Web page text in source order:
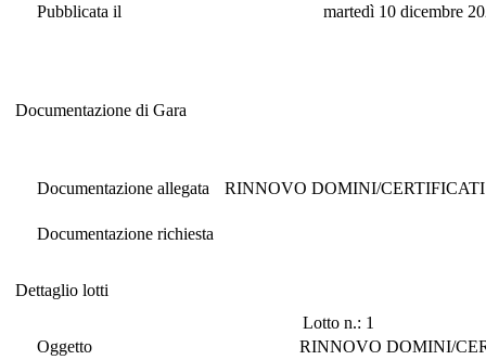
Pubblicata il martedì 10 dicembre
Documentazione di Gara
Documentazione allegata RINNOVO DOMINI/
Documentazione richiesta
Dettaglio lotti
Lotto n.: 1
Oggetto
RINNOVO DOMINI/